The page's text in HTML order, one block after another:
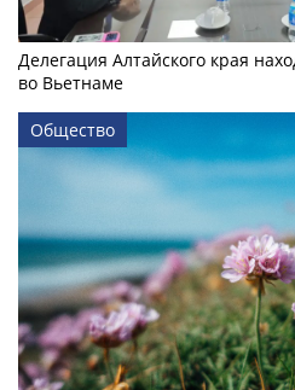
Делегация Алтайского края
во Вьетнаме
Общество